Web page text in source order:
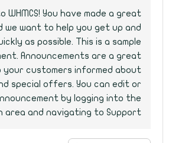
WHMCS! You have made a great
we want to help you get up and
as possible. This is a sample
Announcements are a great
your customers informed about
special offers. You can edit or
by logging into the
area and navigating to Support > ...